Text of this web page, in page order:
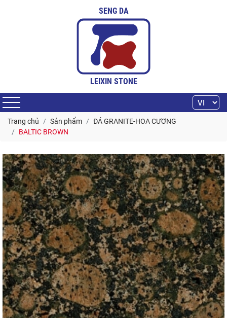
SENG DA
LEIXIN STONE
Trang chủ Sản phẩm
ĐÁ GRANITE-HOA CƯƠNG
BALTIC BROWN